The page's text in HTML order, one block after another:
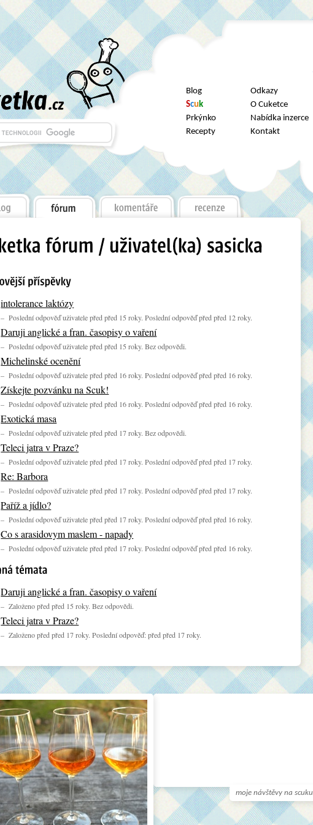
Blog
Scuk
Prkýnko
Recepty
Odkazy
O Cuketce
Nabídka inzerce
Kontakt
intolerance laktózy
– Poslední odpověď uživatele před před 15 roky. Poslední odpověď před před 12 roky.
Daruji anglické a fran. časopisy o vaření
– Poslední odpověď uživatele před před 15 roky. Bez odpovědi.
Michelinské ocenění
– Poslední odpověď uživatele před před 16 roky. Poslední odpověď před před 16 roky.
Získejte pozvánku na Scuk!
– Poslední odpověď uživatele před před 16 roky. Poslední odpověď před před 16 roky.
Exotická masa
– Poslední odpověď uživatele před před 17 roky. Bez odpovědi.
Teleci jatra v Praze?
– Poslední odpověď uživatele před před 17 roky. Poslední odpověď před před 17 roky.
Re: Barbora
– Poslední odpověď uživatele před před 17 roky. Poslední odpověď před před 17 roky.
Paříž a jídlo?
– Poslední odpověď uživatele před před 17 roky. Poslední odpověď před před 16 roky.
Co s arasidovym maslem - napady
– Poslední odpověď uživatele před před 17 roky. Poslední odpověď před před 16 roky.
Daruji anglické a fran. časopisy o vaření
– Založeno před před 15 roky. Bez odpovědi.
Teleci jatra v Praze?
– Založeno před před 17 roky. Poslední odpověď: před před 17 roky.
moje návštěvy na scuku